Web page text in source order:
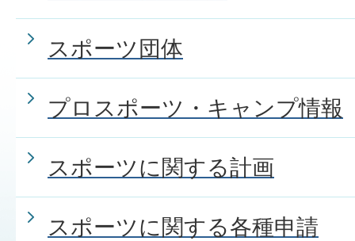
スポーツ団体
プロスポーツ・キャンプ情報
スポーツに関する計画
スポーツに関する各種申請